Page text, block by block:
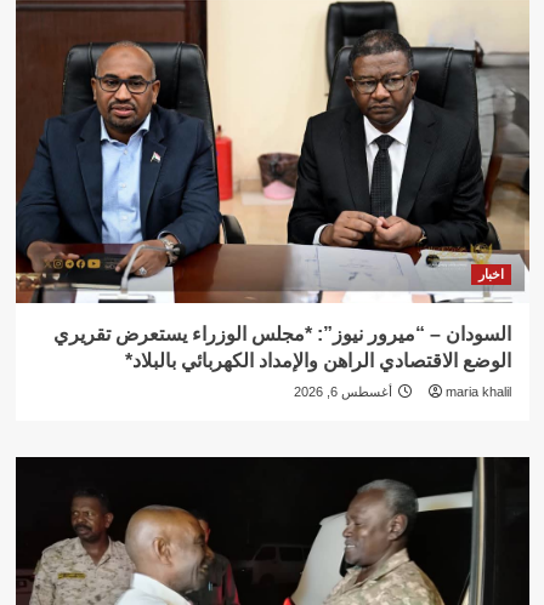
اخبار
السودان – “ميرور نيوز”: *مجلس الوزراء يستعرض تقريري
الوضع الاقتصادي الراهن والإمداد الكهربائي بالبلاد*
maria khalil أغسطس 6, 2026